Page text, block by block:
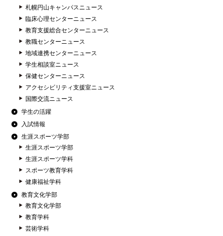
札幌円山キャンパスニュース
臨床心理センターニュース
教育支援総合センターニュース
教職センターニュース
地域連携センターニュース
学生相談室ニュース
保健センターニュース
アクセシビリティ支援室ニュース
国際交流ニュース
学生の活躍
入試情報
生涯スポーツ学部
生涯スポーツ学部
生涯スポーツ学科
スポーツ教育学科
健康福祉学科
教育文化学部
教育文化学部
教育学科
芸術学科